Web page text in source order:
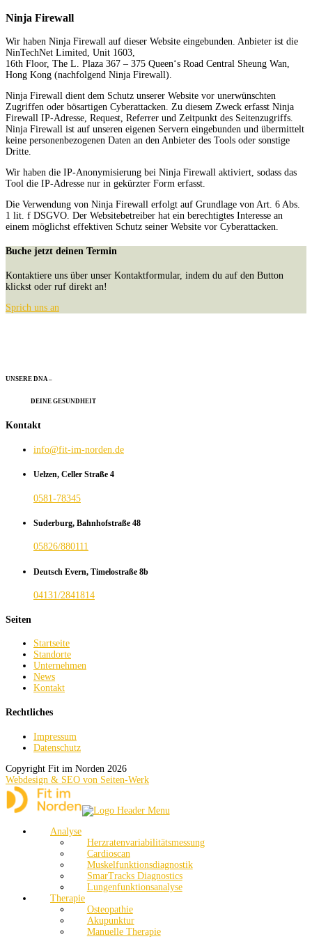
Ninja Firewall
Wir haben Ninja Firewall auf dieser Website eingebunden. Anbieter ist die
NinTechNet Limited, Unit 1603,
16th Floor, The L. Plaza 367 – 375 Queen‘s Road Central Sheung Wan,
Hong Kong (nachfolgend Ninja Firewall).
Ninja Firewall dient dem Schutz unserer Website vor unerwünschten
Zugriffen oder bösartigen Cyberattacken. Zu diesem Zweck erfasst Ninja
Firewall IP-Adresse, Request, Referrer und Zeitpunkt des Seitenzugriffs.
Ninja Firewall ist auf unseren eigenen Servern eingebunden und übermittelt
keine personenbezogenen Daten an den Anbieter des Tools oder sonstige
Dritte.
Wir haben die IP-Anonymisierung bei Ninja Firewall aktiviert, sodass das
Tool die IP-Adresse nur in gekürzter Form erfasst.
Die Verwendung von Ninja Firewall erfolgt auf Grundlage von Art. 6 Abs.
1 lit. f DSGVO. Der Websitebetreiber hat ein berechtigtes Interesse an
einem möglichst effektiven Schutz seiner Website vor Cyberattacken.
Buche jetzt deinen Termin
Kontaktiere uns über unser Kontaktformular, indem du auf den Button
klickst oder ruf direkt an!
Sprich uns an
UNSERE DNA –
DEINE GESUNDHEIT
Kontakt
info@fit-im-norden.de
Uelzen, Celler Straße 4
0581-78345
Suderburg, Bahnhofstraße 48
05826/880111
Deutsch Evern, Timelostraße 8b
04131/2841814
Seiten
Startseite
Standorte
Unternehmen
News
Kontakt
Rechtliches
Impressum
Datenschutz
Copyright Fit im Norden 2026
Webdesign & SEO von Seiten-Werk
Analyse
Herzratenvariabilitätsmessung
Cardioscan
Muskelfunktionsdiagnostik
SmarTracks Diagnostics
Lungenfunktionsanalyse
Therapie
Osteopathie
Akupunktur
Manuelle Therapie